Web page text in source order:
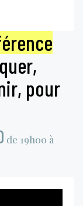
pour
de 19h00 à